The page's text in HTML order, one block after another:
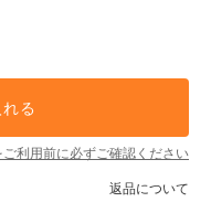
る
利用前に必ずご確認ください
返品について